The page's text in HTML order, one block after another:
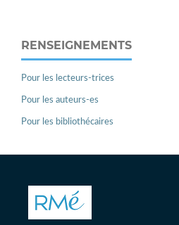
RENSEIGNEMENTS
Pour les lecteurs-trices
Pour les auteurs-es
Pour les bibliothécaires